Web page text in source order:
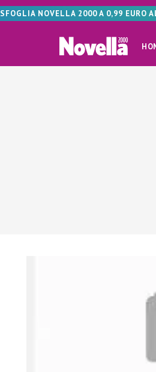
SFOGLIA NOVELLA 2000 A 0,99 EURO